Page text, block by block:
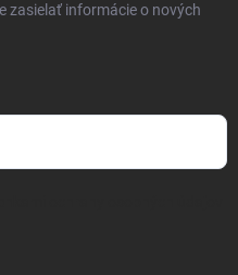
zasielať informácie o nových